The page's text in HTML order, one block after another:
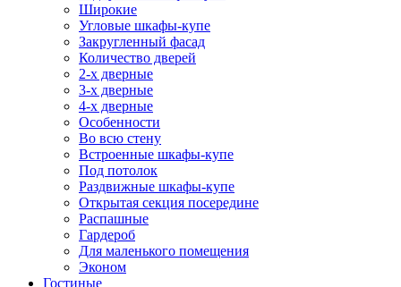
Широкие
Угловые шкафы-купе
Закругленный фасад
Количество дверей
2-х дверные
3-х дверные
4-х дверные
Особенности
Во всю стену
Встроенные шкафы-купе
Под потолок
Раздвижные шкафы-купе
Открытая секция посередине
Распашные
Гардероб
Для маленького помещения
Эконом
Гостиные